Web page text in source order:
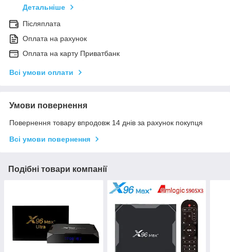
Детальніше
Післяплата
Оплата на рахунок
Оплата на карту Приватбанк
Всі умови оплати
Умови повернення
Повернення товару впродовж 14 днів за рахунок покупця
Всі умови повернення
Подібні товари компанії